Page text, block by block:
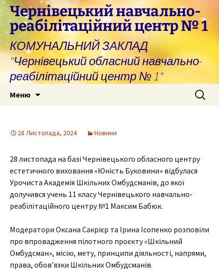
Перейти
до
вмісту
Чернівецький навчально-
реабілітаційний центр № 1
КОМУНАЛЬНИЙ ЗАКЛАД
"Чернівецький обласний навчально-
реабілітаційний центр № 1"
Меню Пошук:
28 Листопада, 2024 Новини
28 листопада на базі Чернівецького обласного центру
естетичного виховання «Юність Буковини» відбулася
Урочиста Академія Шкільних Омбудсманів, до якої
долучився учень 11 класу Чернівецького навчально-
реабілітаційного центру №1 Максим Бабюк.
Модератори Оксана Сакрієр та Ірина Ісопенко розповіли
про впровадження пілотного проєкту «Шкільний
Омбудсман», місію, мету, принципи діяльності, напрями,
права, обов’язки Шкільних Омбудсманів.